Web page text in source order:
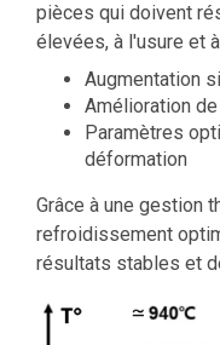
pièces qui doivent
élevées, à l'usure et
Augmentation
Amélioration
Paramètres
déformation
Grâce à une gestion
refroidissement
résultats stables et